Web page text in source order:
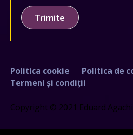
Trimite
Politica cookie
Politica de
Termeni și condiții
Copyright © 2021 Eduard Agachi